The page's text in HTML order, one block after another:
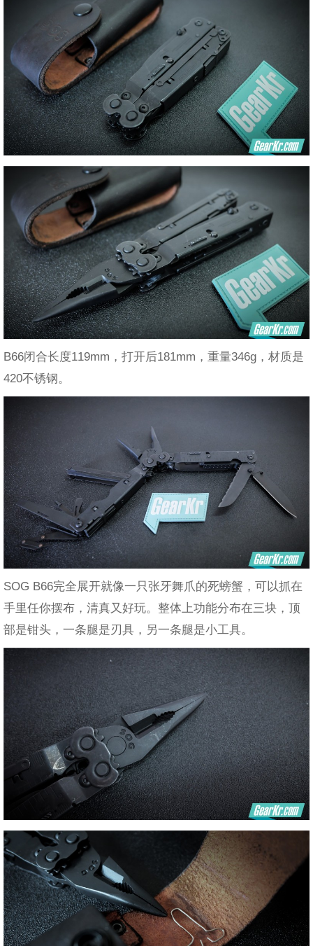
B66闭合长度119mm，打开后181mm，重量346g，材质是
420不锈钢。
SOG B66完全展开就像一只张牙舞爪的死螃蟹，可以抓在
手里任你摆布，清真又好玩。整体上功能分布在三块，顶
部是钳头，一条腿是刃具，另一条腿是小工具。